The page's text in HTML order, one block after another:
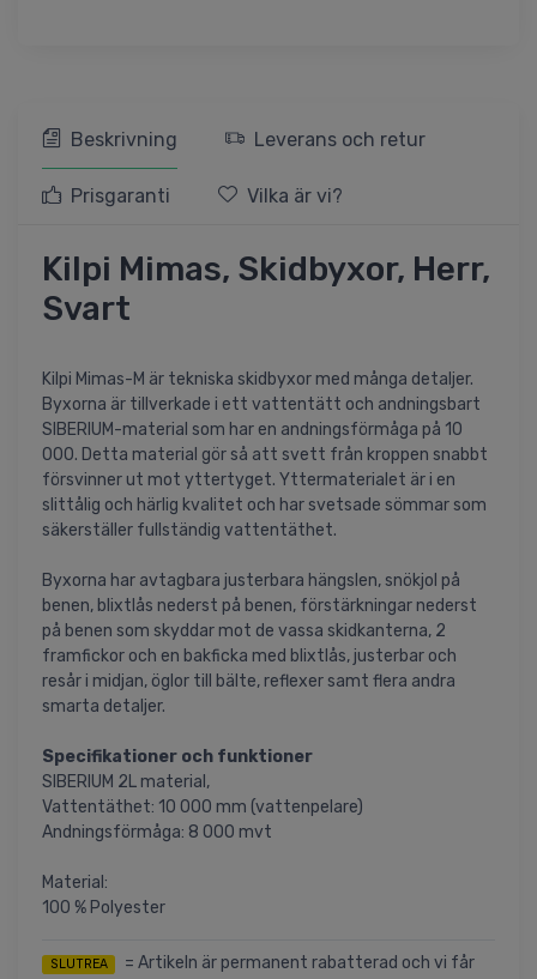
Beskrivning Leverans och retur
Prisgaranti Vilka är vi?
Kilpi Mimas, Skidbyxor, Herr,
Svart
Kilpi Mimas-M är tekniska skidbyxor med många detaljer.
Byxorna är tillverkade i ett vattentätt och andningsbart
SIBERIUM-material som har en andningsförmåga på 10
000. Detta material gör så att svett från kroppen snabbt
försvinner ut mot yttertyget. Yttermaterialet är i en
slittålig och härlig kvalitet och har svetsade sömmar som
säkerställer fullständig vattentäthet.
Byxorna har avtagbara justerbara hängslen, snökjol på
benen, blixtlås nederst på benen, förstärkningar nederst
på benen som skyddar mot de vassa skidkanterna, 2
framfickor och en bakficka med blixtlås, justerbar och
resår i midjan, öglor till bälte, reflexer samt flera andra
smarta detaljer.
Specifikationer och funktioner
SIBERIUM 2L material,
Vattentäthet: 10 000 mm (vattenpelare)
Andningsförmåga: 8 000 mvt
Material:
100 % Polyester
SLUTREA
= Artikeln är permanent rabatterad och vi får